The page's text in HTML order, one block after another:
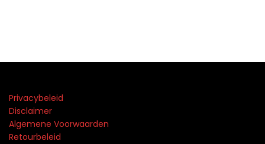
Privacybeleid
Disclaimer
Algemene Voorwaarden
Retourbeleid